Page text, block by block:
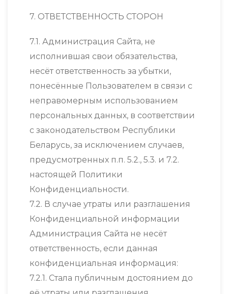
7. ОТВЕТСТВЕННОСТЬ СТОРОН
7.1. Администрация Сайта, не
исполнившая свои обязательства,
несёт ответственность за убытки,
понесённые Пользователем в связи с
неправомерным использованием
персональных данных, в соответствии
с законодательством Республики
Беларусь, за исключением случаев,
предусмотренных п.п. 5.2., 5.3. и 7.2.
настоящей Политики
Конфиденциальности.
7.2. В случае утраты или разглашения
Конфиденциальной информации
Администрация Сайта не несёт
ответственность, если данная
конфиденциальная информация:
7.2.1. Стала публичным достоянием до